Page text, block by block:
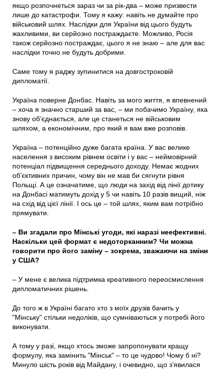
якщо розпочнеться зараз чи за рік-два – може призвести
лише до катастрофи. Тому я кажу: навіть не думайте про
військовий шлях. Наслідки для України від цього будуть
жахливими, ви серйозно постраждаєте. Можливо, Росія
також серйозно постраждає, цього я не знаю – але для вас
наслідки точно не будуть добрими.
Саме тому я раджу зупинитися на довгостроковій
дипломатії.
Україна поверне Донбас. Навіть за мого життя, я впевнений
– хоча я значно старший за вас, – ми побачимо Україну, яка
знову об’єднається, але це станеться не військовим
шляхом, а економічним, про який я вам вже розповів.
Україна – потенційно дуже багата країна. У вас велике
населення з високим рівнем освіти і у вас – неймовірний
потенціал підвищення середнього доходу. Немає жодних
об’єктивних причин, чому він не мав би сягнути рівня
Польщі. А це означатиме, що люди на захід від лінії дотику
на Донбасі матимуть дохід у 5 чи навіть 10 разів вищий, ніж
на схід від цієї лінії. І ось це – той шлях, яким вам потрібно
прямувати.
– Ви згадали про Мінські угоди, які наразі неефективні.
Наскільки цей формат є недоторканним? Чи можна
говорити про його заміну – зокрема, зважаючи на зміни
у США?
– У мене є велика підтримка креативного переосмислення
дипломатичних рішень.
До того ж в Україні багато хто з моїх друзів бачить у
"Мінську" стільки недоліків, що сумніваються у потребі його
виконувати.
А тому у разі, якщо хтось зможе запропонувати кращу
формулу, яка замінить "Мінськ" – то це чудово! Чому б ні?
Минуло шість років від Майдану, і очевидно, що з’явилася